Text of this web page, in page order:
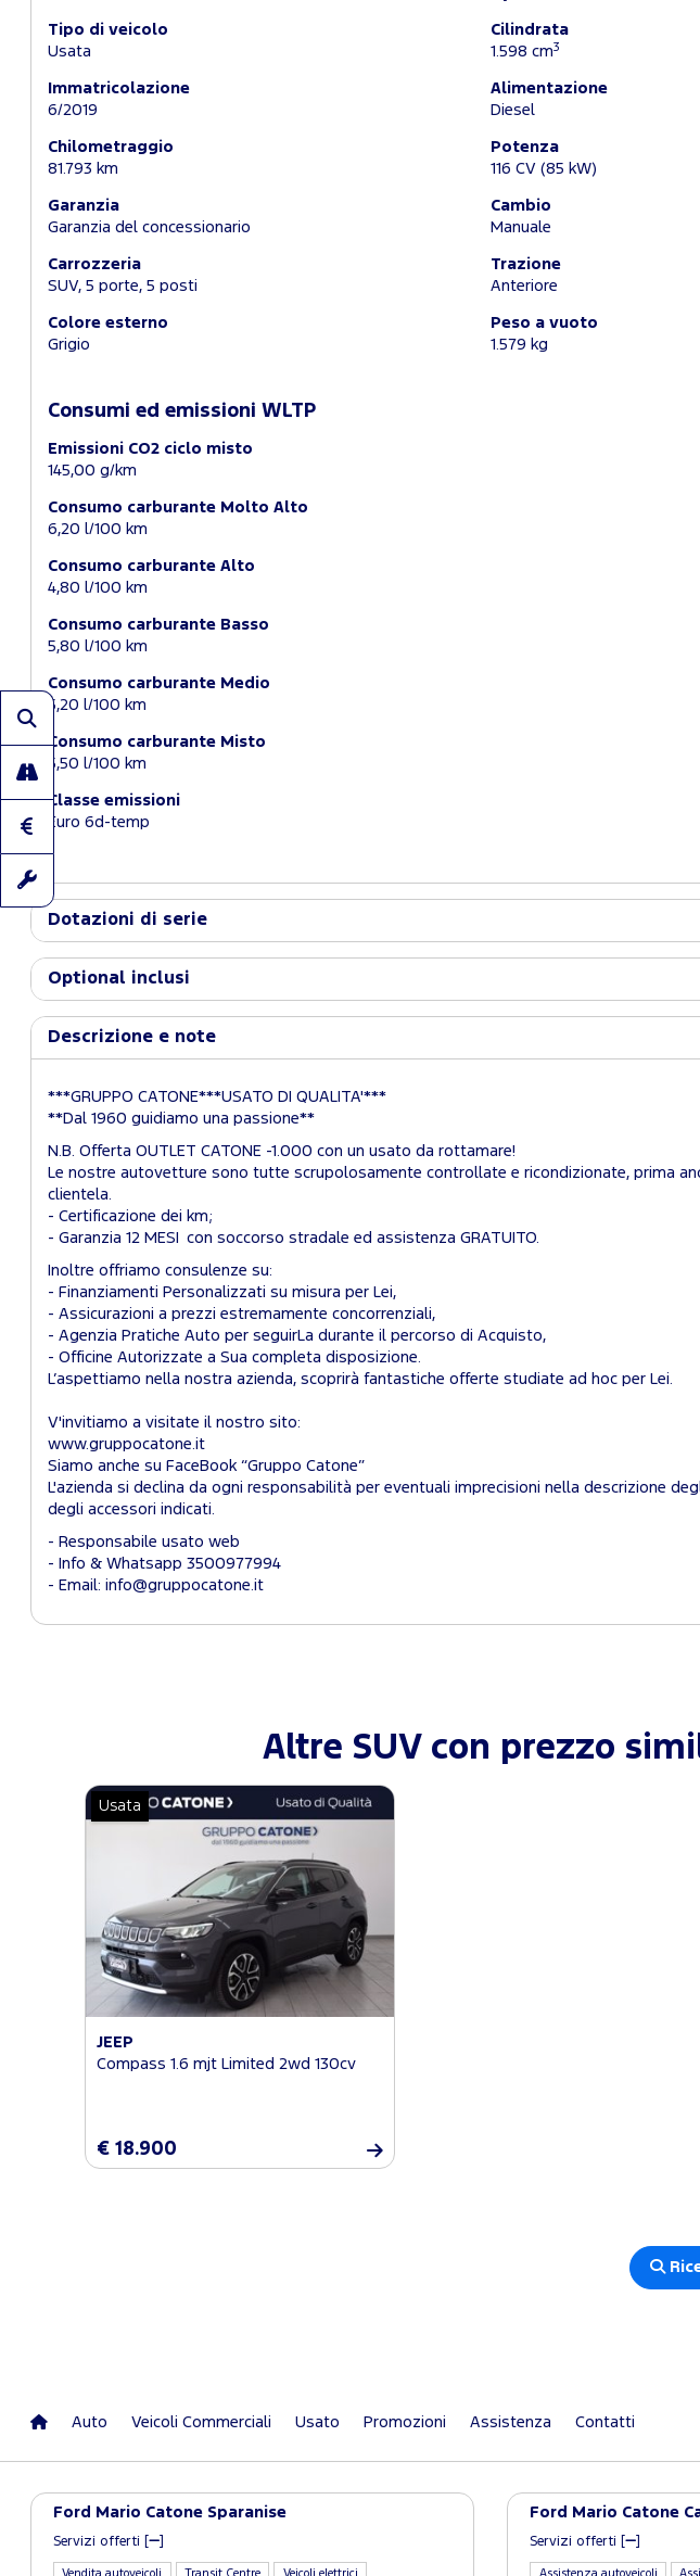
Tipo di veicolo
Usata
Immatricolazione
6/2019
Chilometraggio
81.793 km
Garanzia
Garanzia del concessionario
Carrozzeria
SUV, 5 porte, 5 posti
Colore esterno
Grigio
Cilindrata
1.598 cm3
Alimentazione
Diesel
Potenza
116 CV (85 kW)
Cambio
Manuale
Trazione
Anteriore
Peso a vuoto
1.579 kg
Consumi ed emissioni WLTP
Emissioni CO2 ciclo misto
145,00 g/km
Consumo carburante Molto Alto
6,20 l/100 km
Consumo carburante Alto
4,80 l/100 km
Consumo carburante Basso
5,80 l/100 km
Consumo carburante Medio
5,20 l/100 km
Consumo carburante Misto
5,50 l/100 km
Classe emissioni
Euro 6d-temp
Dotazioni di serie
Optional inclusi
Descrizione e note
***GRUPPO CATONE***USATO DI QUALITA'***
**Dal 1960 guidiamo una passione**
N.B. Offerta OUTLET CATONE -1.000 con un usato da rottamare!
Le nostre autovetture sono tutte scrupolosamente controllate e ricondizionate, prima
clientela.
- Certificazione dei km;
- Garanzia 12 MESI con soccorso stradale ed assistenza GRATUITO.
Inoltre offriamo consulenze su:
- Finanziamenti Personalizzati su misura per Lei,
- Assicurazioni a prezzi estremamente concorrenziali,
- Agenzia Pratiche Auto per seguirLa durante il percorso di Acquisto,
- Officine Autorizzate a Sua completa disposizione.
L’aspettiamo nella nostra azienda, scoprirà fantastiche offerte studiate ad hoc per Lei.
V'invitiamo a visitate il nostro sito:
www.gruppocatone.it
Siamo anche su FaceBook “Gruppo Catone”
L'azienda si declina da ogni responsabilità per eventuali imprecisioni nella descrizione
degli accessori indicati.
- Responsabile usato web
- Info & Whatsapp 3500977994
- Email: info@gruppocatone.it
Altre SUV con prezzo
Usata
JEEP
Compass 1.6 mjt Limited 2wd 130cv
€ 18.900
Auto Veicoli Commerciali Usato Promozioni Assistenza Contatti
Ford Mario Catone Sparanise
Servizi offerti [
Vendita autoveicoli Transit Centre Veicoli elettrici
Ford Mario Catone
Servizi offerti [
Assistenza autoveicoli